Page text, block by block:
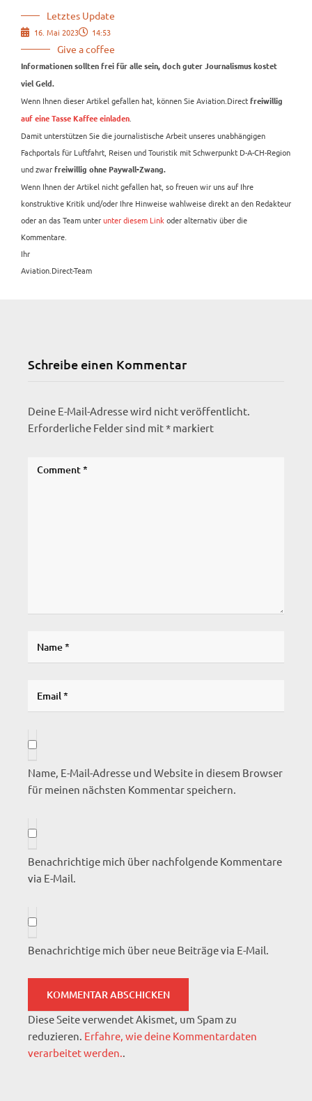
Letztes Update
16. Mai 2023 14:53
Give a coffee
Informationen sollten frei für alle sein, doch guter Journalismus kostet
viel Geld.
Wenn Ihnen dieser Artikel gefallen hat, können Sie Aviation.Direct freiwillig
auf eine Tasse Kaffee einladen.
Damit unterstützen Sie die journalistische Arbeit unseres unabhängigen
Fachportals für Luftfahrt, Reisen und Touristik mit Schwerpunkt D-A-CH-Region
und zwar freiwillig ohne Paywall-Zwang.
Wenn Ihnen der Artikel nicht gefallen hat, so freuen wir uns auf Ihre
konstruktive Kritik und/oder Ihre Hinweise wahlweise direkt an den Redakteur
oder an das Team unterunter diesem Linkoder alternativ über die
Kommentare.
Ihr
Aviation.Direct-Team
Schreibe einen Kommentar
Deine E-Mail-Adresse wird nicht veröffentlicht.
Erforderliche Felder sind mit* markiert
Name, E-Mail-Adresse und Website in diesem Browser
für meinen nächsten Kommentar speichern.
Benachrichtige mich über nachfolgende Kommentare
via E-Mail.
Benachrichtige mich über neue Beiträge via E-Mail.
Diese Seite verwendet Akismet, um Spam zu
reduzieren. Erfahre, wie deine Kommentardaten
verarbeitet werden..